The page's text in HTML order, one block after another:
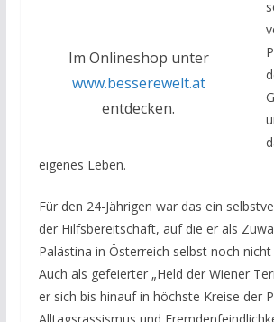
Im Onlineshop unter
www.besserewelt.at
entdecken.
eigenes Leben.
Für den 24-Jährigen war das ein
der Hilfsbereitschaft, auf die er als
Palästina in Österreich selbst noch
Auch als gefeierter „Held der Wiener
er sich bis hinauf in höchste Kreise der